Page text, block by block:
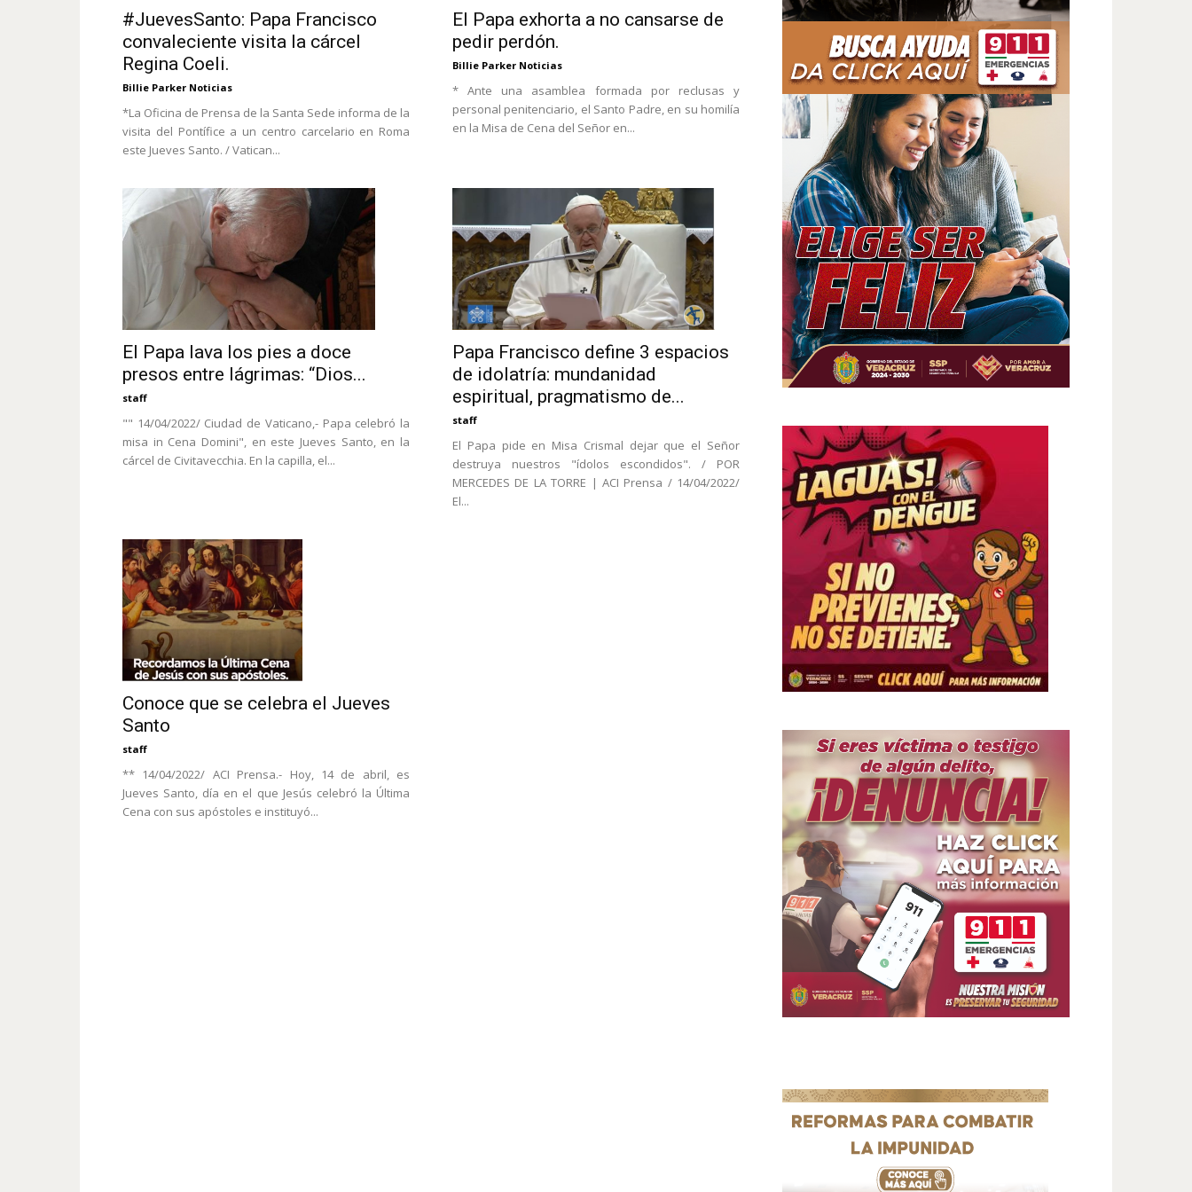
#JuevesSanto: Papa Francisco
convaleciente visita la cárcel
Regina Coeli.
Billie Parker Noticias
*La Oficina de Prensa de la Santa Sede informa de la
visita del Pontífice a un centro carcelario en Roma
este Jueves Santo. / Vatican...
El Papa exhorta a no cansarse de
pedir perdón.
Billie Parker Noticias
* Ante una asamblea formada por reclusas y
personal penitenciario, el Santo Padre, en su homilía
en la Misa de Cena del Señor en...
El Papa lava los pies a doce
presos entre lágrimas: “Dios...
staff
"" 14/04/2022/ Ciudad de Vaticano,- Papa celebró la
misa in Cena Domini", en este Jueves Santo, en la
cárcel de Civitavecchia. En la capilla, el...
Papa Francisco define 3 espacios
de idolatría: mundanidad
espiritual, pragmatismo de...
staff
El Papa pide en Misa Crismal dejar que el Señor
destruya nuestros "ídolos escondidos". / POR
MERCEDES DE LA TORRE | ACI Prensa / 14/04/2022/
El...
Conoce que se celebra el Jueves
Santo
staff
** 14/04/2022/ ACI Prensa.- Hoy, 14 de abril, es
Jueves Santo, día en el que Jesús celebró la Última
Cena con sus apóstoles e instituyó...